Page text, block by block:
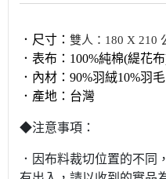
．尺寸： 雙人：180 X 210
．表布： 100%純棉(緹花
．內材： 90%羽絨10%羽毛
．產地： 台灣
◆注意事項：
．因布料裁切位置的不同